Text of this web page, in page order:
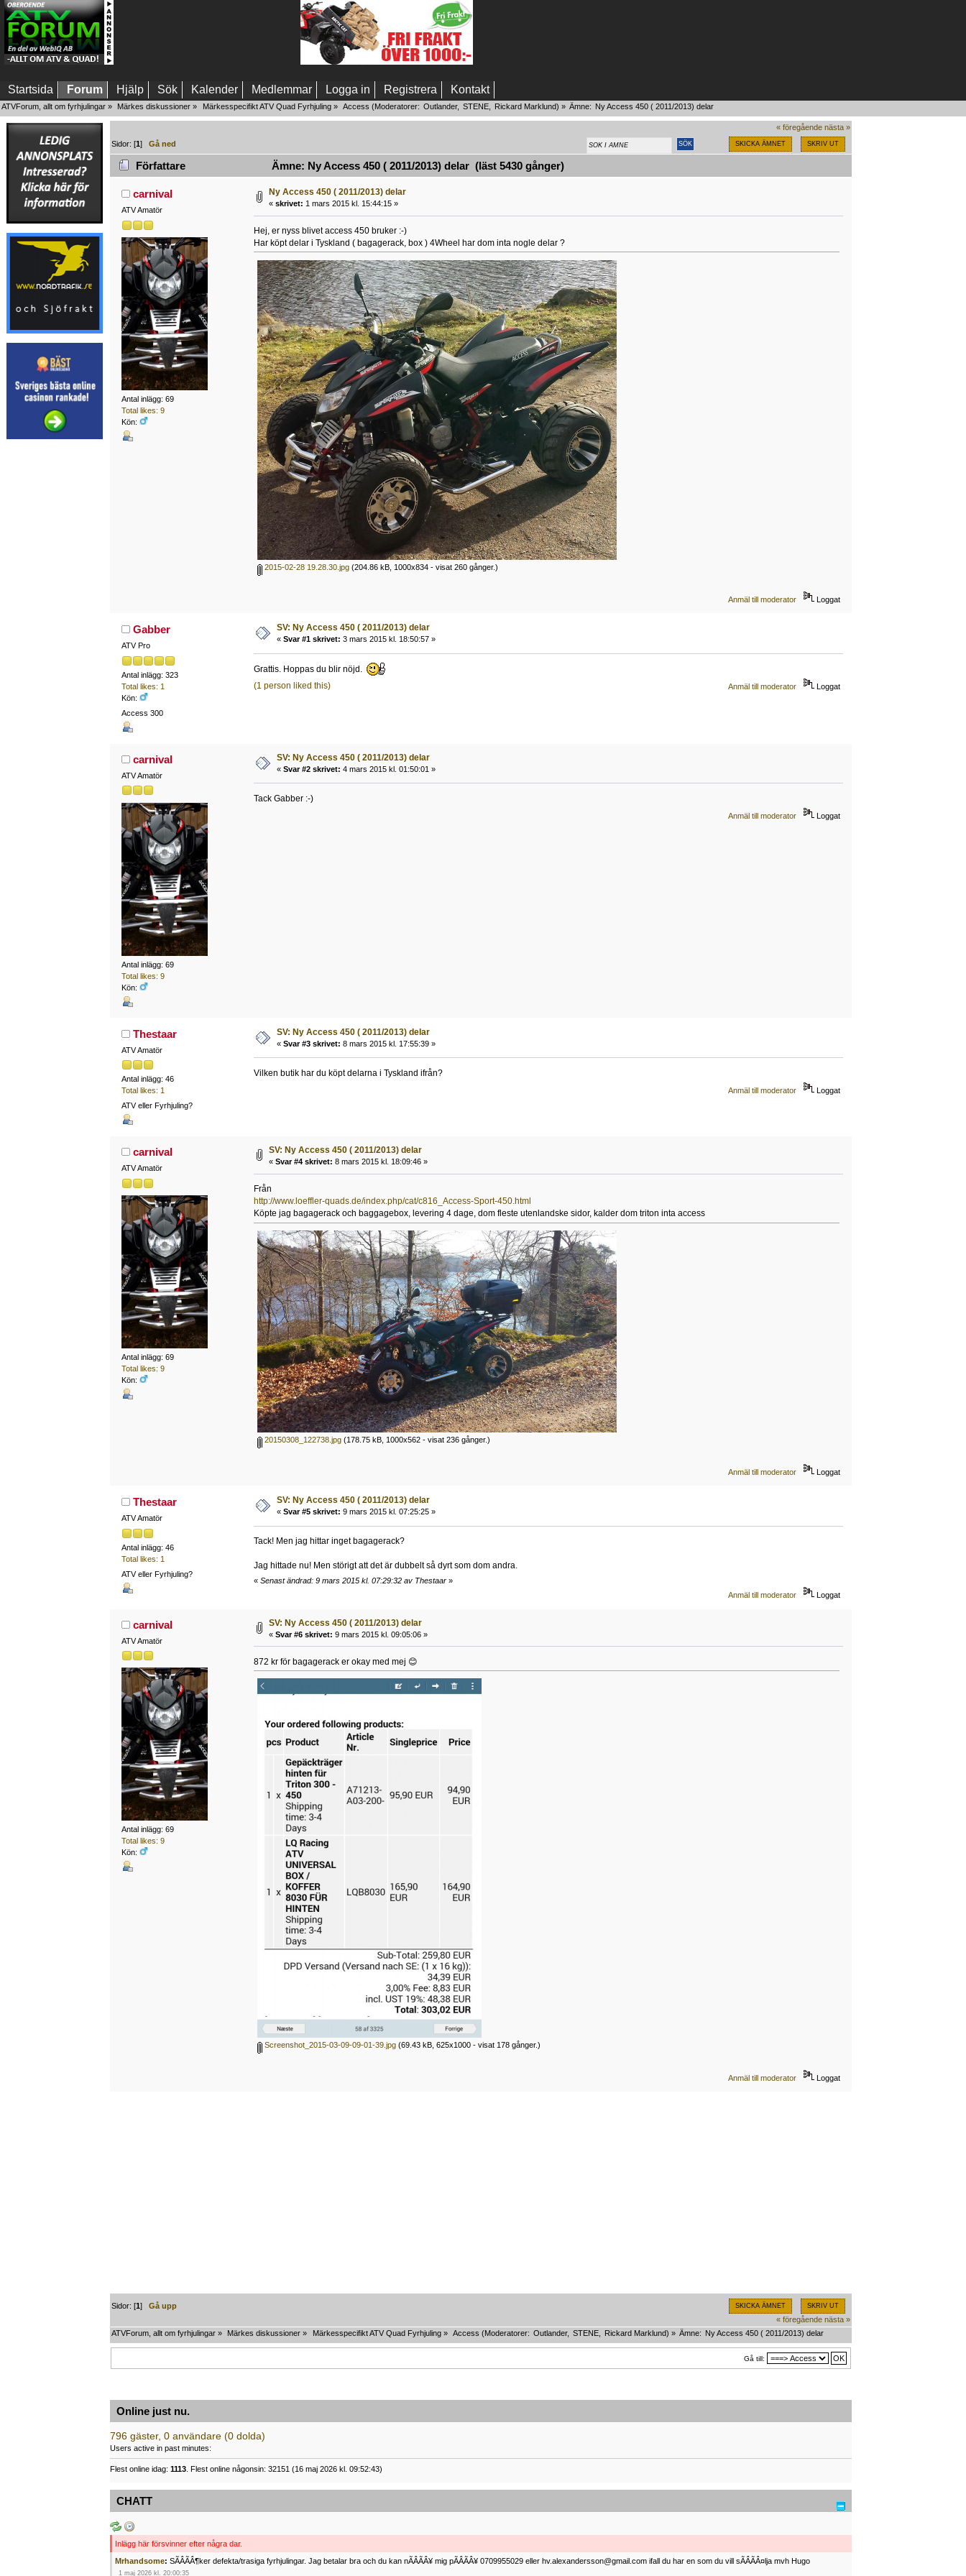
Startsida Forum Hjälp Sök Kalender Medlemmar Logga in Registrera Kontakt
ATVForum, allt om fyrhjulingar » Märkes diskussioner » Märkesspecifikt ATV Quad Fyrhjuling» Access (Moderatorer: Outlander, STENE, Rickard Marklund) » Ämne: Ny Access 450 ( 2011/2013) delar
« föregående nästa »
SKICKA ÄMNET SKRIV UT
Sidor: [1]Gå ned
Författare Ämne: Ny Access 450 ( 2011/2013) delar (läst 5430 gånger)
carnival
ATV Amatör
Antal inlägg: 69
Total likes: 9
Kön:
Ny Access 450 ( 2011/2013) delar
« skrivet: 1 mars 2015 kl. 15:44:15 »
Hej, er nyss blivet access 450 bruker :-)
Har köpt delar i Tyskland ( bagagerack, box ) 4Wheel har dom inta nogle delar ?
2015-02-28 19.28.30.jpg(204.86 kB, 1000x834 - visat 260 gånger.)
Anmäl till moderator Loggat
Gabber
ATV Pro
Antal inlägg: 323
Total likes: 1
Kön:
Access 300
SV: Ny Access 450 ( 2011/2013) delar
« Svar #1 skrivet: 3 mars 2015 kl. 18:50:57 »
Grattis. Hoppas du blir nöjd.
Anmäl till moderator Loggat
(1 person liked this)
carnival
ATV Amatör
Antal inlägg: 69
Total likes: 9
Kön:
SV: Ny Access 450 ( 2011/2013) delar
« Svar #2 skrivet: 4 mars 2015 kl. 01:50:01 »
Tack Gabber :-)
Anmäl till moderator Loggat
Thestaar
ATV Amatör
Antal inlägg: 46
Total likes: 1
ATV eller Fyrhjuling?
SV: Ny Access 450 ( 2011/2013) delar
« Svar #3 skrivet: 8 mars 2015 kl. 17:55:39 »
Vilken butik har du köpt delarna i Tyskland ifrån?
Anmäl till moderator Loggat
carnival
ATV Amatör
Antal inlägg: 69
Total likes: 9
Kön:
SV: Ny Access 450 ( 2011/2013) delar
« Svar #4 skrivet: 8 mars 2015 kl. 18:09:46 »
Från
http://www.loeffler-quads.de/index.php/cat/c816_Access-Sport-450.html
Köpte jag bagagerack och baggagebox, levering 4 dage, dom fleste utenlandske sidor, kalder dom triton inta access
20150308_122738.jpg(178.75 kB, 1000x562 - visat 236 gånger.)
Anmäl till moderator Loggat
Thestaar
ATV Amatör
Antal inlägg: 46
Total likes: 1
ATV eller Fyrhjuling?
SV: Ny Access 450 ( 2011/2013) delar
« Svar #5 skrivet: 9 mars 2015 kl. 07:25:25 »
Tack! Men jag hittar inget bagagerack?
Jag hittade nu! Men störigt att det är dubbelt så dyrt som dom andra.
« Senast ändrad: 9 mars 2015 kl. 07:29:32 av Thestaar»
Anmäl till moderator
Loggat
carnival
ATV Amatör
Antal inlägg: 69
Total likes: 9
Kön:
SV: Ny Access 450 ( 2011/2013) delar
« Svar #6 skrivet: 9 mars 2015 kl. 09:05:06 »
872 kr för bagagerack er okay med mej 😊
Screenshot_2015-03-09-09-01-39.jpg(69.43 kB, 625x1000 - visat 178 gånger.)
Anmäl till moderator Loggat
SKICKA ÄMNET SKRIV UT
Sidor: [1]Gå upp
« föregående nästa »
ATVForum, allt om fyrhjulingar » Märkes diskussioner » Märkesspecifikt ATV Quad Fyrhjuling» Access (Moderatorer: Outlander, STENE, Rickard Marklund) » Ämne: Ny Access 450 ( 2011/2013) delar
Gå till:
Online just nu.
796 gäster, 0 användare (0 dolda)
Users active in past minutes:
Flest online idag: 1113 . Flest online någonsin: 32151 (16 maj 2026 kl. 09:52:43)
CHATT
Inlägg här försvinner efter några dar.
Mrhandsome: SÃÂÃÂ¶ker defekta/trasiga fyrhjulingar. Jag betalar bra och du kan nÃÂÃÂ¥ mig pÃÂÃÂ¥ 0709955029 eller hv.alexandersson@gmail.com ifall du har en som du vill sÃÂÃÂ¤lja mvh Hugo
1 maj 2026 kl. 20:00:35